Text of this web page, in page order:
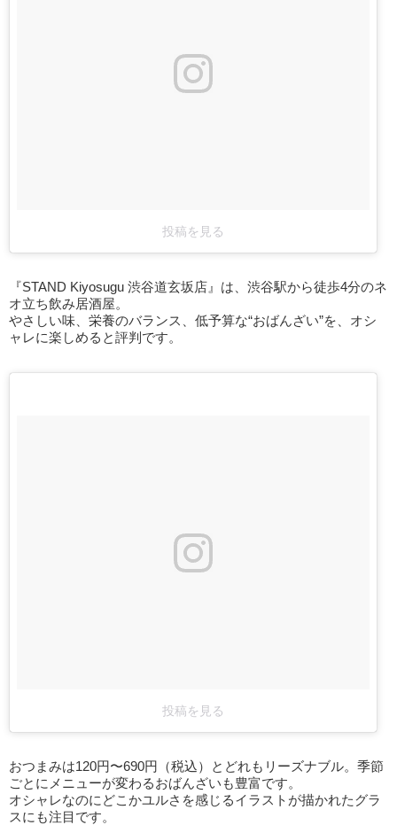
投稿を見る
『STAND Kiyosugu 渋谷道玄坂店』は、渋谷駅から徒歩4分のネ
オ立ち飲み居酒屋。
やさしい味、栄養のバランス、低予算な“おばんざい”を、オシ
ャレに楽しめると評判です。
投稿を見る
おつまみは120円〜690円（税込）とどれもリーズナブル。季節
ごとにメニューが変わるおばんざいも豊富です。
オシャレなのにどこかユルさを感じるイラストが描かれたグラ
スにも注目です。